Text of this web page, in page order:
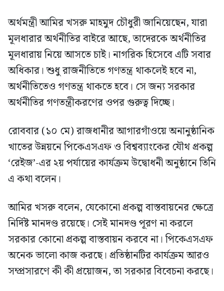
অর্থমন্ত্রী আমির খসরু মাহমুদ চৌধুরী জানিয়েছেন, যারা
মূলধারার অর্থনীতির বাইরে আছে, তাদেরকে অর্থনীতির
মূলধারায় নিয়ে আসতে চাই। নাগরিক হিসেবে এটি সবার
অধিকার। শুধু রাজনীতিতে গণতন্ত্র থাকলেই হবে না,
অর্থনীতিতেও গণতন্ত্র থাকতে হবে। সে জন্য সরকার
অর্থনীতির গণতন্ত্রীকরণের ওপর গুরুত্ব দিচ্ছে।
রোববার (১০ মে) রাজধানীর আগারগাঁওয়ে অনানুষ্ঠানিক
খাতের উন্নয়নে পিকেএসএফ ও বিশ্বব্যাংকের যৌথ প্রকল্প
‘রেইজ’-এর ২য় পর্যায়ের কার্যক্রম উদ্বোধনী অনুষ্ঠানে তিনি
এ কথা বলেন।
আমির খসরু বলেন, যেকোনো প্রকল্প বাস্তবায়নের ক্ষেত্রে
নির্দিষ্ট মানদণ্ড রয়েছে। সেই মানদণ্ড পূরণ না করলে
সরকার কোনো প্রকল্প বাস্তবায়ন করবে না। পিকেএসএফ
অনেক ভালো কাজ করছে। প্রতিষ্ঠানটির কার্যক্রম আরও
সম্প্রসারণে কী কী প্রয়োজন, তা সরকার বিবেচনা করছে।